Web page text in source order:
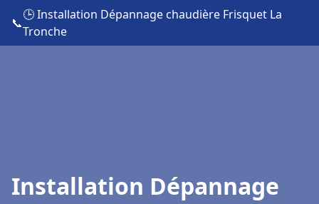
📞
🕒 Installation Dépannage chaudière Frisquet La
Tronche
Installation Dépannage